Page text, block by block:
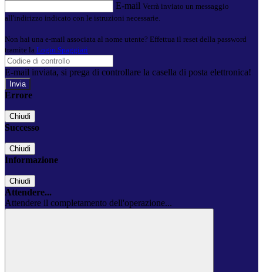
E-mail Verrà inviato un messaggio
all'indirizzo indicato con le istruzioni necessarie.
Non hai una e-mail associata al nome utente? Effettua il reset della password
tramite la Login Spaggiari
E-mail inviata, si prega di controllare la casella di posta elettronica!
Errore
Chiudi
Successo
Chiudi
Informazione
Chiudi
Attendere...
Attendere il completamento dell'operazione...